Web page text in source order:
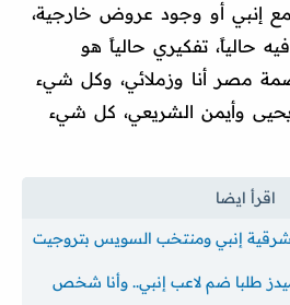
إنبي أو وجود عروض خارجية،
حالياً، تفكيري حالياً هو
مصر أنا وزملائي، وكل شيء
وأيمن الشريعي، كل شيء
إنبي ومنتخب السويس بتروجيت
طلبا ضم لاعب إنبي.. وأنا شخص